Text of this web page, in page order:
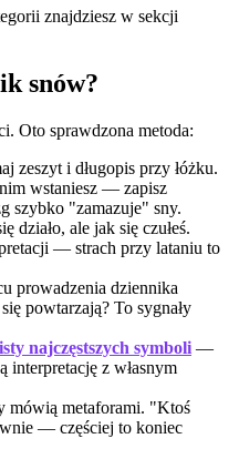
znajdziesz w sekcji
snów?
Oto sprawdzona metoda:
zeszyt i długopis przy łóżku.
wstaniesz — zapisz
szybko "zamazuje" sny.
działo, ale jak się czułeś.
— strach przy lataniu to
prowadzenia dziennika
powtarzają? To sygnały
najczęstszych symboli —
interpretację z własnym
mówią metaforami. "Ktoś
— częściej to koniec